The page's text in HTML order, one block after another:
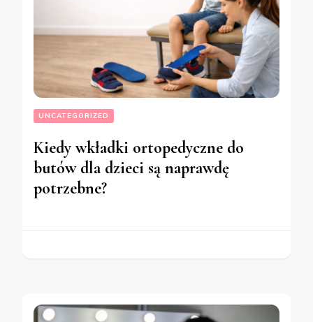
UNCATEGORIZED
Kiedy wkładki ortopedyczne do
butów dla dzieci są naprawdę
potrzebne?